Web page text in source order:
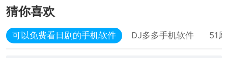
猜你喜欢
可以免费看日剧的手机软件 DJ多多手机软件 51